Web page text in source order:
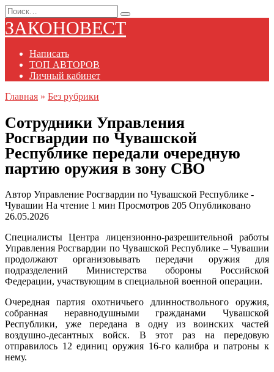
Перейти
к
содержанию
Search
for:
ЗАКОНОВЕСТ
Написать
ТОП АВТОРОВ
Личный кабинет
Главная » Без рубрики
Сотрудники Управления
Росгвардии по Чувашской
Республике передали очередную
партию оружия в зону СВО
Автор Управление Росгвардии по Чувашской Республике -
Чувашии На чтение 1 мин Просмотров 205 Опубликовано
26.05.2026
Специалисты Центра лицензионно-разрешительной работы
Управления Росгвардии по Чувашской Республике – Чувашии
продолжают организовывать передачи оружия для
подразделений Министерства обороны Российской
Федерации, участвующим в специальной военной операции.
Очередная партия охотничьего длинноствольного оружия,
собранная неравнодушными гражданами Чувашской
Республики, уже передана в одну из воинских частей
воздушно-десантных войск. В этот раз на передовую
отправилось 12 единиц оружия 16-го калибра и патроны к
нему.